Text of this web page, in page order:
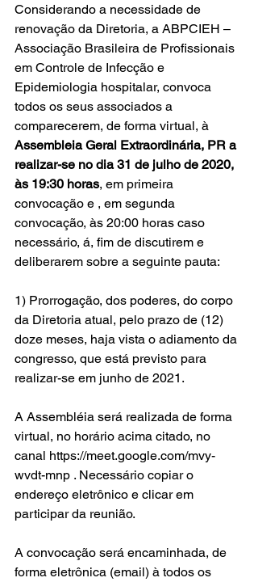
Considerando a necessidade de
renovação da Diretoria, a ABPCIEH –
Associação Brasileira de Profissionais
em Controle de Infecção e
Epidemiologia hospitalar, convoca
todos os seus associados a
comparecerem, de forma virtual, à
Assembleia Geral Extraordinária, PR a
realizar-se no dia 31 de julho de 2020,
às 19:30 horas, em primeira
convocação e , em segunda
convocação, às 20:00 horas caso
necessário, á, fim de discutirem e
deliberarem sobre a seguinte pauta:
1) Prorrogação, dos poderes, do corpo
da Diretoria atual, pelo prazo de (12)
doze meses, haja vista o adiamento da
congresso, que está previsto para
realizar-se em junho de 2021.
A Assembléia será realizada de forma
virtual, no horário acima citado, no
canal https://meet.google.com/mvy-
wvdt-mnp . Necessário copiar o
endereço eletrônico e clicar em
participar da reunião.
A convocação será encaminhada, de
forma eletrônica (email) à todos os